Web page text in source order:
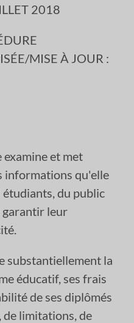
2018
MISE À JOUR :
et met
informations qu'elle
du public
garantir leur
substantiellement la
éducatif, ses frais
de ses diplômés
de limitations, de